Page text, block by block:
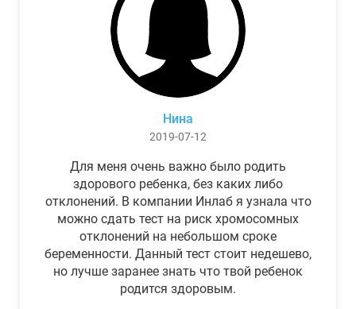
Нина
2019-07-12
Для меня очень важно было родить
здорового ребенка, без каких либо
отклонений. В компании Инлаб я узнала что
можно сдать тест на риск хромосомных
отклонений на небольшом сроке
беременности. Данный тест стоит недешево,
но лучше заранее знать что твой ребенок
родится здоровым.